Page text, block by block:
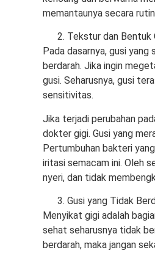
memantaunya secara
Tekstur dan Bentuk
Pada dasarnya, gusi
berdarah. Jika ingin
gusi. Seharusnya, gusi
sensitivitas.
Jika terjadi perubahan
dokter gigi. Gusi yang
Pertumbuhan bakteri
iritasi semacam ini. Oleh
nyeri, dan tidak
Gusi yang Tidak
Menyikat gigi adalah
sehat seharusnya tidak
berdarah, maka jangan